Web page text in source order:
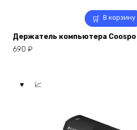
В корзину
Держатель компьютера Coospo
690 ₽